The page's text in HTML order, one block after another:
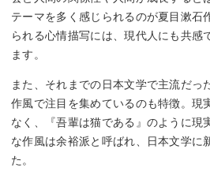
テーマを多く感じられるのが夏目漱石
られる心情描写には、現代人にも共感
ます。
また、それまでの日本文学で主流だっ
作風で注目を集めているのも特徴。現
なく、『吾輩は猫である』のように現
な作風は余裕派と呼ばれ、日本文学に
た。